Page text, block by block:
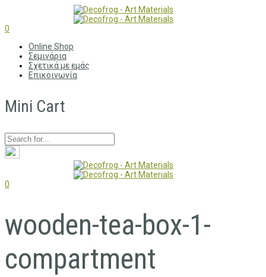
0
Online Shop
Σεμινάρια
Σχετικά με εμάς
Επικοινωνία
Mini Cart
0
wooden-tea-box-1-
compartment